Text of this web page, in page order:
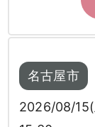
名古屋市
2026/08/